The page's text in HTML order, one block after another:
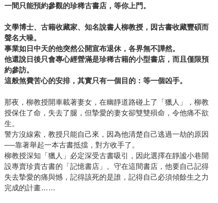
一間只能預約參觀的珍稀古書店，等你上門。
文學博士、古籍收藏家、知名說書人柳教授，因古書收藏豐碩而
聲名大噪。
事業如日中天的他突然公開宣布退休，各界無不譁然。
他還說日後只會專心經營滿是珍稀古籍的小型書店，而且僅限預
約參訪。
這般煞費苦心的安排，其實只有一個目的：等一個凶手。
那夜，柳教授開車載著妻女，在幽靜道路碰上了「獵人」，柳教
授保住了命，失去了腿，但摯愛的妻女卻雙雙殞命，令他痛不欲
生。
警方沒線索，教授只能自己來，因為他清楚自己逃過一劫的原因
──靠著舉起一本古書抵擋，對方收手了。
柳教授深知「獵人」必定深受古書吸引，因此選擇在靜謐小巷開
設專賣珍貴古書的「記憶書店」。守在這間書店，他要自己記得
失去摯愛的痛與憾，記得該死的是誰，記得自己必須傾餘生之力
完成的計畫……